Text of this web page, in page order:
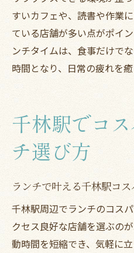
すいカフェや、読書や作業
ている店舗が多い点がポイ
ンチタイムは、食事だけで
時間となり、日常の疲れを
千林駅でコ
チ選び方
ランチで叶える千林駅コ
千林駅周辺でランチのコス
クセス良好な店舗を選ぶの
動時間を短縮でき、気軽に